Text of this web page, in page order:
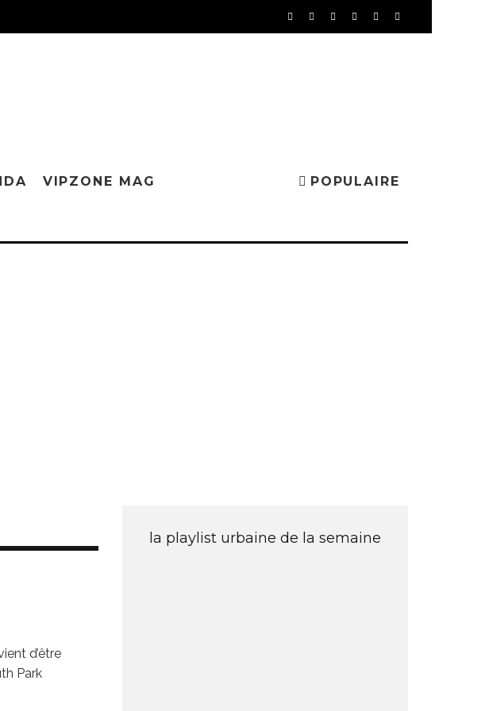
VIPZONE MAG POPULAIRE
d’être
Park
la playlist urbaine de la semaine